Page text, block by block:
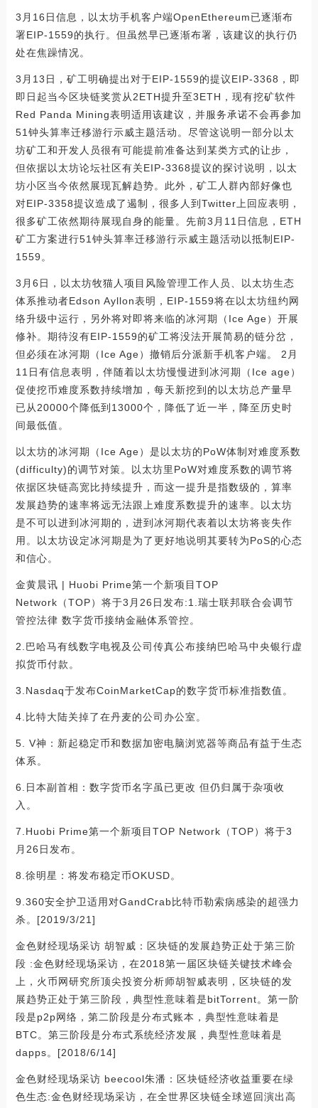
3月16日信息，以太坊手机客户端OpenEthereum已逐渐布
署EIP-1559的执行。但虽然早已逐渐布署，该建议的执行仍
处在焦躁情况。
3月13日，矿工明确提出对于EIP-1559的提议EIP-3368，即
即日起当今区块链奖赏从2ETH提升至3ETH，现有挖矿软件
Red Panda Mining表明适用该建议，并服务承诺不会再参加
51钟头算率迁移游行示威主题活动。尽管这说明一部分以太
坊矿工和开发人员很有可能提前准备达到某类方式的让步，
但依据以太坊论坛社区有关EIP-3368提议的探讨说明，以太
坊小区当今依然展现瓦解趋势。此外，矿工人群內部好像也
对EIP-3358提议造成了遏制，很多人到Twitter上回应表明，
很多矿工依然期待展现自身的能量。先前3月11日信息，ETH
矿工方案进行51钟头算率迁移游行示威主题活动以抵制EIP-
1559。
3月6日，以太坊牧猫人项目风险管理工作人员、以太坊生态
体系推动者Edson Ayllon表明，EIP-1559将在以太坊纽约网
络升级中运行，另外将对即将来临的冰河期（Ice Age）开展
修补。期待沒有EIP-1559的矿工将没法开展简易的链分岔，
但必须在冰河期（Ice Age）撤销后分派新手机客户端。 2月
11日有信息表明，伴随着以太坊慢慢进到冰河期（Ice age）
促使挖币难度系数持续增加，每天新挖到的以太坊总产量早
已从20000个降低到13000个，降低了近一半，降至历史时
间最低值。
以太坊的冰河期（Ice Age）是以太坊的PoW体制对难度系数
(difficulty)的调节对策。以太坊里PoW对难度系数的调节将
依据区块链高宽比持续提升，而这一提升是指数级的，算率
发展趋势的速率将远无法跟上难度系数提升的速率。以太坊
是不可以进到冰河期的，进到冰河期代表着以太坊将丧失作
用。以太坊设定冰河期是为了更好地说明其要转为PoS的心态
和信心。
金黄晨讯 | Huobi Prime第一个新项目TOP
Network（TOP）将于3月26日发布:1.瑞士联邦联合会调节
管控法律 数字货币接纳金融体系管控。
2.巴哈马有线数字电视及公司传真公布接纳巴哈马中央银行虚
拟货币付款。
3.Nasdaq于发布CoinMarketCap的数字货币标准指数值。
4.比特大陆关掉了在丹麦的公司办公室。
5. V神：新起稳定币和数据加密电脑浏览器等商品有益于生态
体系。
6.日本副首相：数字货币名字虽已更改 但仍归属于杂项收
入。
7.Huobi Prime第一个新项目TOP Network（TOP）将于3
月26日发布。
8.徐明星：将发布稳定币OKUSD。
9.360安全护卫适用对GandCrab比特币勒索病感染的超强力
杀。[2019/3/21]
金色财经现场采访 胡智威：区块链的发展趋势正处于第三阶
段 :金色财经现场采访，在2018第一届区块链关键技术峰会
上，火币网研究所顶尖投资分析师胡智威表明，区块链的发
展趋势正处于第三阶段，典型性意味着是bitTorrent。第一阶
段是p2p网络，第二阶段是分布式账本，典型性意味着是
BTC。第三阶段是分布式系统经济发展，典型性意味着是
dapps。[2018/6/14]
金色财经现场采访 beecool朱潘：区块链经济收益重要在绿
色生态:金色财经现场采访，在全世界区块链全球巡回演出高